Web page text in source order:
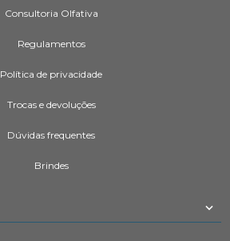
Consultoria Olfativa
Regulamentos
Política de privacidade
Trocas e devoluções
Dúvidas frequentes
Brindes